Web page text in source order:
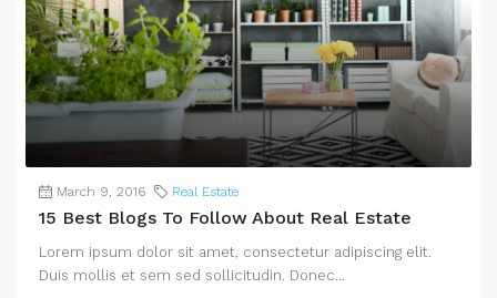
March 9, 2016 Real Estate
15 Best Blogs To Follow About Real Estate
Lorem ipsum dolor sit amet, consectetur adipiscing elit.
Duis mollis et sem sed sollicitudin. Donec...